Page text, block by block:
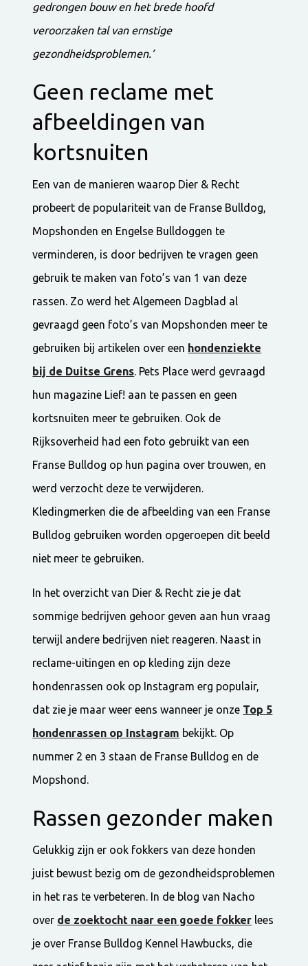
gedrongen bouw en het brede hoofd
veroorzaken tal van ernstige
gezondheidsproblemen.’
Geen reclame met
afbeeldingen van
kortsnuiten
Een van de manieren waarop Dier & Recht
probeert de populariteit van de Franse Bulldog,
Mopshonden en Engelse Bulldoggen te
verminderen, is door bedrijven te vragen geen
gebruik te maken van foto’s van 1 van deze
rassen. Zo werd het Algemeen Dagblad al
gevraagd geen foto’s van Mopshonden meer te
gebruiken bij artikelen over een hondenziekte
bij de Duitse Grens. Pets Place werd gevraagd
hun magazine Lief! aan te passen en geen
kortsnuiten meer te gebruiken. Ook de
Rijksoverheid had een foto gebruikt van een
Franse Bulldog op hun pagina over trouwen, en
werd verzocht deze te verwijderen.
Kledingmerken die de afbeelding van een Franse
Bulldog gebruiken worden opgeroepen dit beeld
niet meer te gebruiken.
In het overzicht van Dier & Recht zie je dat
sommige bedrijven gehoor geven aan hun vraag
terwijl andere bedrijven niet reageren. Naast in
reclame-uitingen en op kleding zijn deze
hondenrassen ook op Instagram erg populair,
dat zie je maar weer eens wanneer je onze Top 5
hondenrassen op Instagram bekijkt. Op
nummer 2 en 3 staan de Franse Bulldog en de
Mopshond.
Rassen gezonder maken
Gelukkig zijn er ook fokkers van deze honden
juist bewust bezig om de gezondheidsproblemen
in het ras te verbeteren. In de blog van Nacho
over de zoektocht naar een goede fokker lees
je over Franse Bulldog Kennel Hawbucks, die